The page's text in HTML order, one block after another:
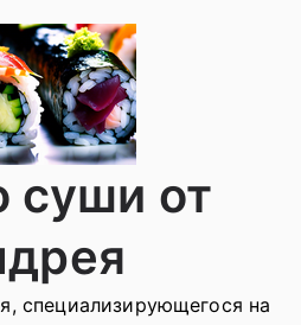
суши от
специализирующегося на